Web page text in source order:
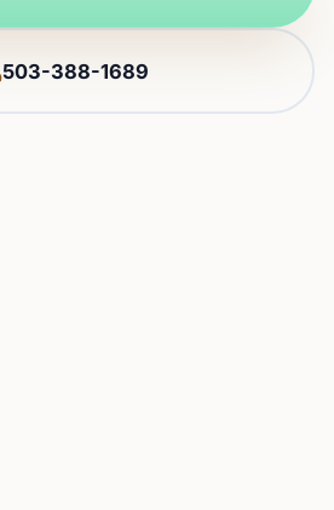
503-388-1689